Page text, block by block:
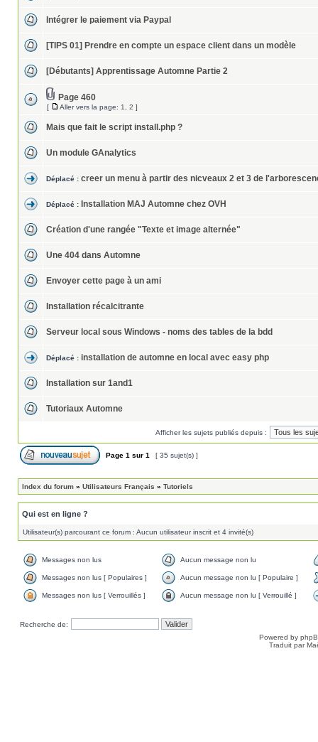
Intégrer le paiement via Paypal
[TIPS 01] Prendre en compte un espace client dans un modèle
[Débutants] Apprentissage Automne Partie 2
Page 460
[ Aller vers la page: 1 2 ]
Mais que fait le script install.php ?
Un module GAnalytics
Déplacé : creer un menu à partir des nicveaux 2 et 3 de
Déplacé : Installation MAJ Automne chez OVH
Création d'une rangée "Texte et image alternée"
Une 404 dans Automne
Envoyer cette page à un ami
Installation récalcitrante
Serveur local sous Windows - noms des tables de la bdd
Déplacé : installation de automne en local avec easy php
Installation sur 1and1
Tutoriaux Automne
Afficher les sujets publiés depuis :
Page 1 sur 1 [ 35 sujet(s) ]
Index du forum » Utilisateurs Français » Tutoriels
Qui est en ligne ?
Utilisateur(s) parcourant ce forum : Aucun utilisateur inscrit et 4 invité(s)
Messages non lus Aucun message non lu
Messages non lus [ Populaires ] Aucun message non lu [ Populaire ]
Messages non lus [ Verrouillés ] Aucun message non lu [ Verrouillé ]
Recherche de:
Powered by
Traduit par